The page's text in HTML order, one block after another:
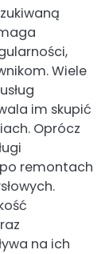
Wiele
im skupić
Oprócz
remontach
na ich